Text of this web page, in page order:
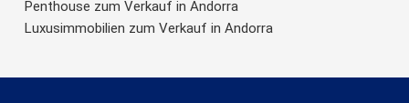
Penthouse zum Verkauf in Andorra
Luxusimmobilien zum Verkauf in Andorra